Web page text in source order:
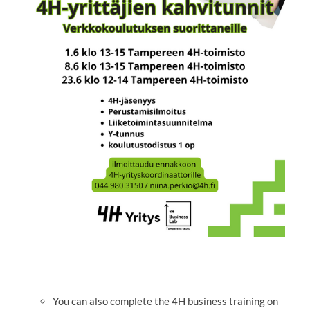
You can also complete the 4H business training on